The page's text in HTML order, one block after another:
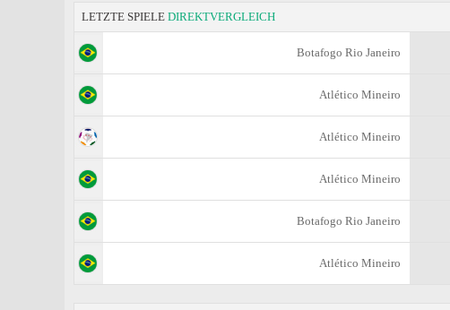
LETZTE SPIELE DIREKTVERGLEICH
Botafogo Rio Janeiro
Atlético Mineiro
Atlético Mineiro
Atlético Mineiro
Botafogo Rio Janeiro
Atlético Mineiro